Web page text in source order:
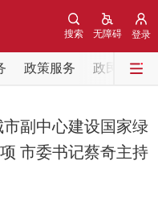
登录
无障碍
搜索
政策服务 政民互动
部门动态
副中心建设国家绿
市委书记蔡奇主持